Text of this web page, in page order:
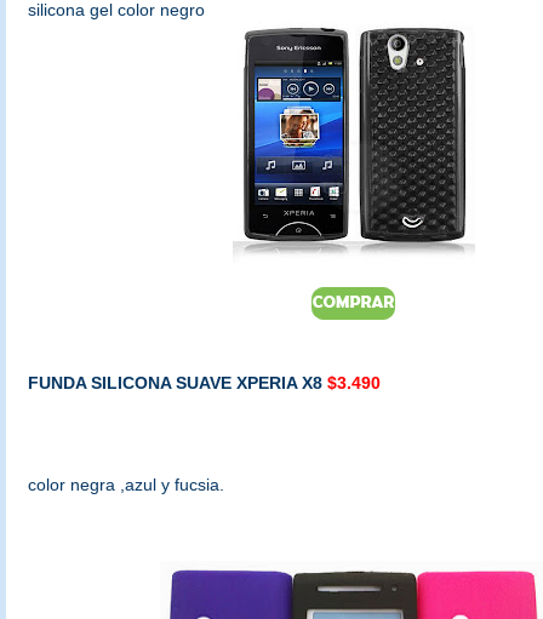
silicona gel color negro
FUNDA SILICONA SUAVE XPERIA X8 $3.490
color negra ,azul y fucsia.